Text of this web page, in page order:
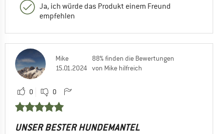
Ja, ich würde das Produkt einem Freund
empfehlen
Mike
15.01.2024
88% finden die Bewertungen
von Mike hilfreich
0 0
UNSER BESTER HUNDEMANTEL